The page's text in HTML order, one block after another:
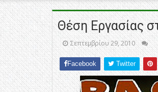
Θέση Εργασίας
Σεπτεμβρίου 29, 2010
Facebook Twitter